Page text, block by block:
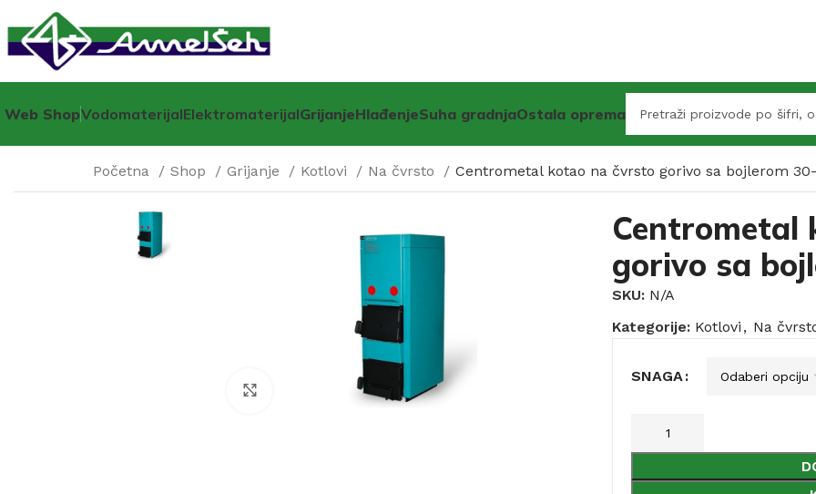
Web ShopVodomaterijalElektromaterijalGrijanjeHlađenjeSuha gradnjaOstala oprema
Početna Shop Grijanje Kotlovi Na čvrsto Centrometal kotao na čvrsto gorivo sa bojlerom
Click to enlarge
Centrometal
gorivo sa
SKU: N/A
Kategorije: Kotlovi , Na
SNAGA